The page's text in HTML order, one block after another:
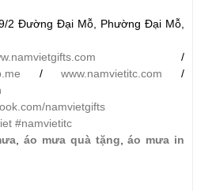
2 Đường Đại Mỗ, Phường Đại Mỗ,
/
/www.namvietitc.com /
namvietgifts
#namvietitc
,áo mưa quà tặng ,áo mưa in